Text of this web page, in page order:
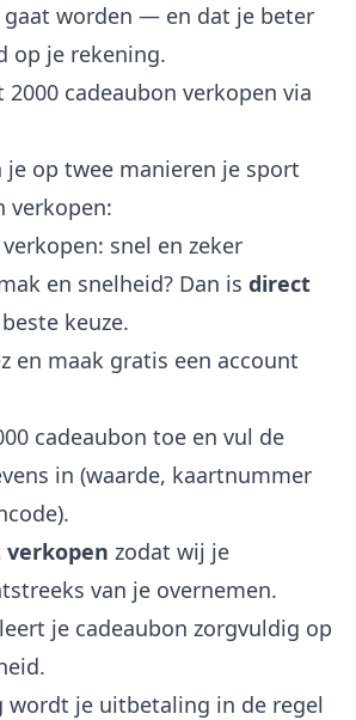
worden — en dat je beter
op je rekening.
2000 cadeaubon verkopen via
je op twee manieren je sport
verkopen:
snel en zeker
en snelheid? Dan is direct
keuze.
en maak gratis een account
cadeaubon toe en vul de
in (waarde, kaartnummer
zodat wij je
van je overnemen.
je cadeaubon zorgvuldig op
wordt je uitbetaling in de regel